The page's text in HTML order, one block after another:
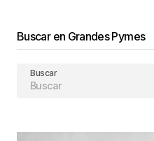
Buscar en Grandes Pymes
Buscar